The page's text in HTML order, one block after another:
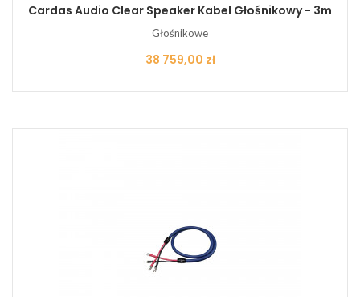
Cardas Audio Clear Speaker Kabel Głośnikowy - 3m
Głośnikowe
Cena
38 759,00 zł